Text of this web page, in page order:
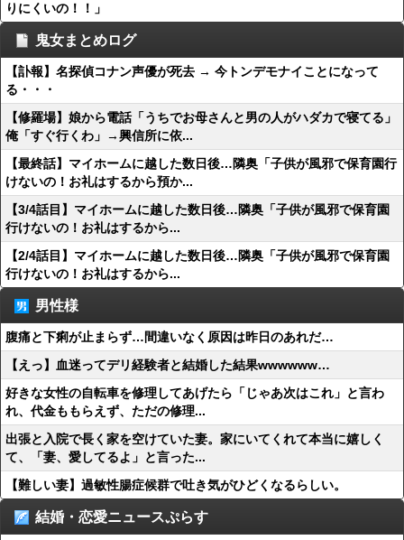
りにくいの！！」
鬼女まとめログ
【訃報】名探偵コナン声優が死去 → 今トンデモナイことになって
る・・・
【修羅場】娘から電話「うちでお母さんと男の人がハダカで寝てる」
俺「すぐ行くわ」→興信所に依...
【最終話】マイホームに越した数日後…隣奥「子供が風邪で保育園行
けないの！お礼はするから預か...
【3/4話目】マイホームに越した数日後…隣奥「子供が風邪で保育園
行けないの！お礼はするから...
【2/4話目】マイホームに越した数日後…隣奥「子供が風邪で保育園
行けないの！お礼はするから...
男性様
腹痛と下痢が止まらず…間違いなく原因は昨日のあれだ…
【えっ】血迷ってデリ経験者と結婚した結果wwwwww…
好きな女性の自転車を修理してあげたら「じゃあ次はこれ」と言わ
れ、代金ももらえず、ただの修理...
出張と入院で長く家を空けていた妻。家にいてくれて本当に嬉しく
て、「妻、愛してるよ」と言った...
【難しい妻】過敏性腸症候群で吐き気がひどくなるらしい。
結婚・恋愛ニュースぷらす